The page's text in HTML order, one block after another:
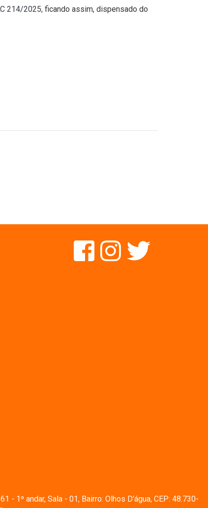
214/2025, ficando assim, dispensado do
- 1º andar, Sala - 01, Bairro: Olhos D'água, CEP: 48.730-